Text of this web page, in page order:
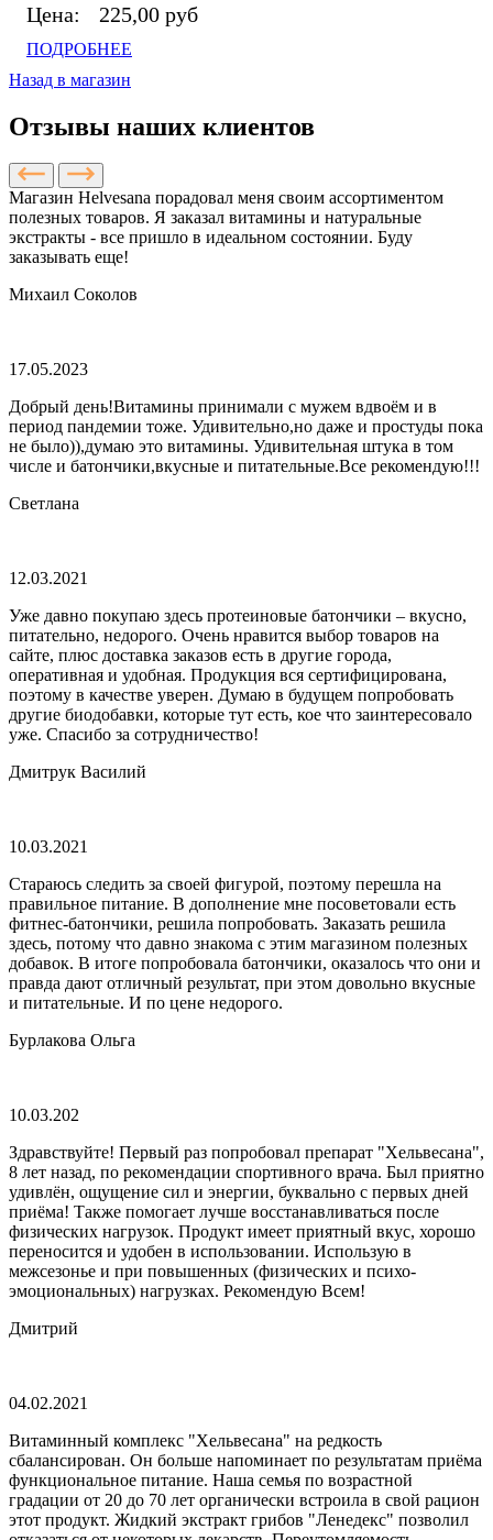
Цена: 225,00 руб
ПОДРОБНЕЕ
Назад в магазин
Отзывы наших клиентов
Магазин Helvesana порадовал меня своим ассортиментом
полезных товаров. Я заказал витамины и натуральные
экстракты - все пришло в идеальном состоянии. Буду
заказывать еще!
Михаил Соколов
17.05.2023
Добрый день!Витамины принимали с мужем вдвоём и в
период пандемии тоже. Удивительно,но даже и простуды пока
не было)),думаю это витамины. Удивительная штука в том
числе и батончики,вкусные и питательные.Все рекомендую!!!
Светлана
12.03.2021
Уже давно покупаю здесь протеиновые батончики – вкусно,
питательно, недорого. Очень нравится выбор товаров на
сайте, плюс доставка заказов есть в другие города,
оперативная и удобная. Продукция вся сертифицирована,
поэтому в качестве уверен. Думаю в будущем попробовать
другие биодобавки, которые тут есть, кое что заинтересовало
уже. Спасибо за сотрудничество!
Дмитрук Василий
10.03.2021
Стараюсь следить за своей фигурой, поэтому перешла на
правильное питание. В дополнение мне посоветовали есть
фитнес-батончики, решила попробовать. Заказать решила
здесь, потому что давно знакома с этим магазином полезных
добавок. В итоге попробовала батончики, оказалось что они и
правда дают отличный результат, при этом довольно вкусные
и питательные. И по цене недорого.
Бурлакова Ольга
10.03.202
Здравствуйте! Первый раз попробовал препарат "Хельвесана",
8 лет назад, по рекомендации спортивного врача. Был приятно
удивлён, ощущение сил и энергии, буквально с первых дней
приёма! Также помогает лучше восстанавливаться после
физических нагрузок. Продукт имеет приятный вкус, хорошо
переносится и удобен в использовании. Использую в
межсезонье и при повышенных (физических и психо-
эмоциональных) нагрузках. Рекомендую Всем!
Дмитрий
04.02.2021
Витаминный комплекс "Хельвесана" на редкость
сбалансирован. Он больше напоминает по результатам приёма
функциональное питание. Наша семья по возрастной
градации от 20 до 70 лет органически встроила в свой рацион
этот продукт. Жидкий экстракт грибов "Ленедекс" позволил